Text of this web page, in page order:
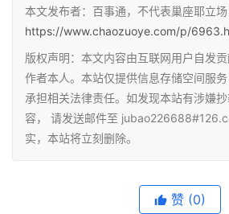
本文发布者：百事通，不代表巢座耶立场
https://www.chaozuoye.com/p/
版权声明：本文内容由互联网用户自发
作者本人。本站仅提供信息存储空间服
承担相关法律责任。如发现本站有涉嫌
容， 请发送邮件至
实，本站将立刻删除。
赞 (0)